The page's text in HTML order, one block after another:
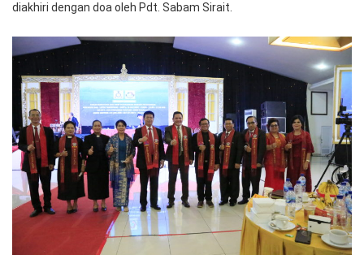
diakhiri dengan doa oleh Pdt. Sabam Sirait.